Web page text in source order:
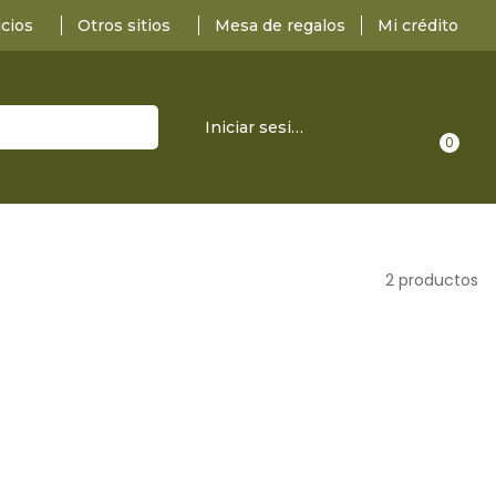
Otros sitios Mesa de regalos Mi crédito
0
Iniciar sesión
2 productos